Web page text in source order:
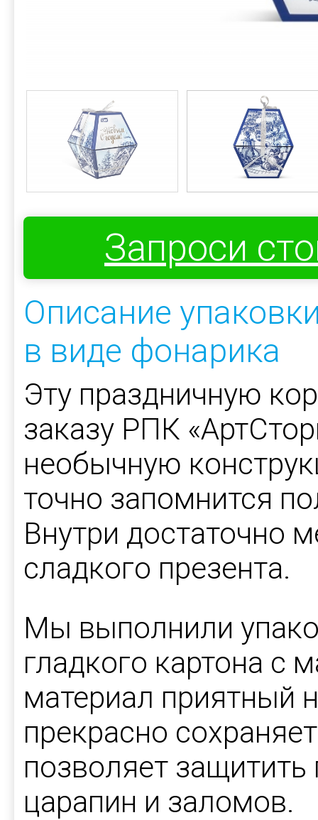
Запроси
Описание
в виде фонарика
Эту праздничную
заказу РПК
необычную
точно запомнится
Внутри достаточно
сладкого презента.
Мы выполнили
гладкого картона с
материал приятный
прекрасно
позволяет
царапин и заломов.